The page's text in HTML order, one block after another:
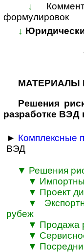
↓
формулировок
↓
МАТЕРИАЛЫ
Решения
разра­ботке ВЭД
► Комплексные
ВЭД
▼ Решения
▼
▼ Проект
▼
рубеж
▼ Продажа
▼
▼